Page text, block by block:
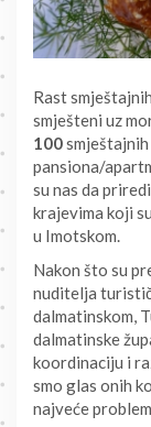
Rast
smješteni uz
100
pansiona/
su nas da
krajevima koji
u Imotskom.
Nakon što su
nuditelja
dalmatinskom,
dalmatinske
koordinaciju i
smo glas onih
najveće